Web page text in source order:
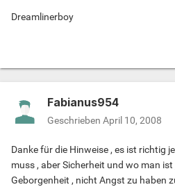
Dreamlinerboy
Fabianus954
Geschrieben April 10, 2008
Danke für die Hinweise , es ist richtig
muss , aber Sicherheit und wo man
Geborgenheit , nicht Angst zu haben